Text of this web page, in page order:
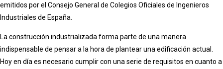
emitidos por el Consejo General de Colegios Oficiales de Ingenieros
Industriales de España.
La construcción industrializada forma parte de una manera
indispensable de pensar a la hora de plantear una edificación actual.
Hoy en día es necesario cumplir con una serie de requisitos en cuanto a